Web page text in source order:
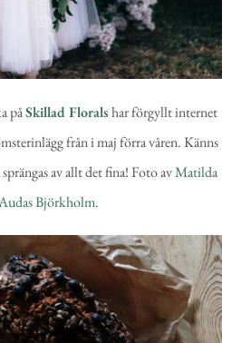
påSkillad Floralshar förgyllt internet
från i maj förra våren. Känns
av allt det fina! Foto avMatilda
Björkholm.